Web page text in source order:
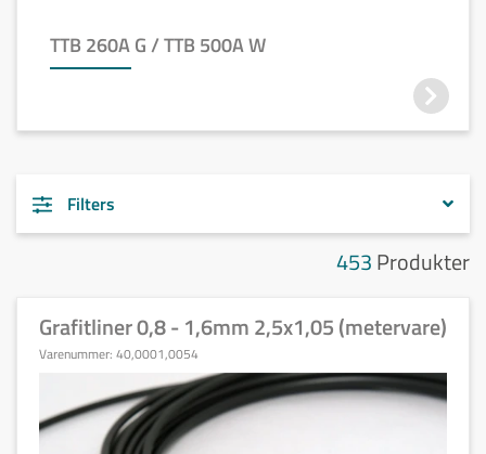
TTB 260A G / TTB 500A W
Filters
453Produkter
Grafitliner 0,8 - 1,6mm 2,5x1,05 (metervare)
Varenummer: 40,0001,0054